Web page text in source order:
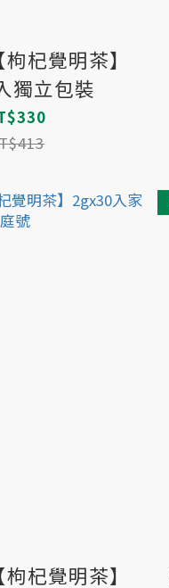
杞覺明茶】
獨立包裝
杞覺明茶】